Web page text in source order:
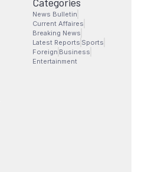
News Bulletin
Current Affaires
Breaking News
Latest Reports Sports
Foreign Business
Entertainment